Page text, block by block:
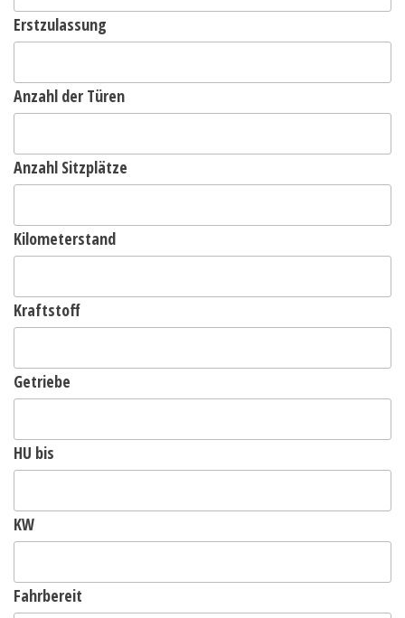
Erstzulassung
Anzahl der Türen
Anzahl Sitzplätze
Kilometerstand
Kraftstoff
Getriebe
HU bis
KW
Fahrbereit